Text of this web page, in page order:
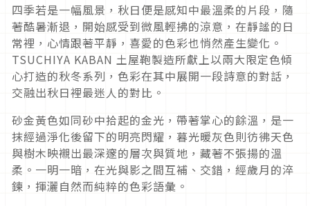
四季若是一幅風景，秋日便是感知中最溫柔的片段，隨
著酷暑漸退，開始感受到微風輕拂的涼意，在靜謐的日
常裡，心情跟著平靜，喜愛的色彩也悄然產生變化。
TSUCHIYA KABAN 土屋鞄製造所獻上以兩大限定色傾
心打造的秋冬系列，色彩在其中展開一段詩意的對話，
交融出秋日裡最迷人的對比。
砂金黃色如同砂中拾起的金光，帶著掌心的餘溫，是一
抹經過淨化後留下的明亮閃耀，暮光暖灰色則彷彿天色
與樹木映襯出最深邃的層次與質地，藏著不張揚的溫
柔。一明一暗，在光與影之間互補、交錯，經歲月的淬
鍊，揮灑自然而純粹的色彩語彙。